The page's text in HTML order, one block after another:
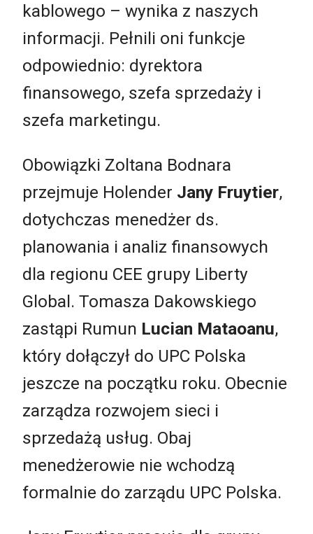
kablowego – wynika z naszych
informacji. Pełnili oni funkcje
odpowiednio: dyrektora
finansowego, szefa sprzedaży i
szefa marketingu.
Obowiązki Zoltana Bodnara
przejmuje Holender Jany Fruytier,
dotychczas menedżer ds.
planowania i analiz finansowych
dla regionu CEE grupy Liberty
Global. Tomasza Dakowskiego
zastąpi Rumun Lucian Mataoanu,
który dołączył do UPC Polska
jeszcze na początku roku. Obecnie
zarządza rozwojem sieci i
sprzedażą usług. Obaj
menedżerowie nie wchodzą
formalnie do zarządu UPC Polska.